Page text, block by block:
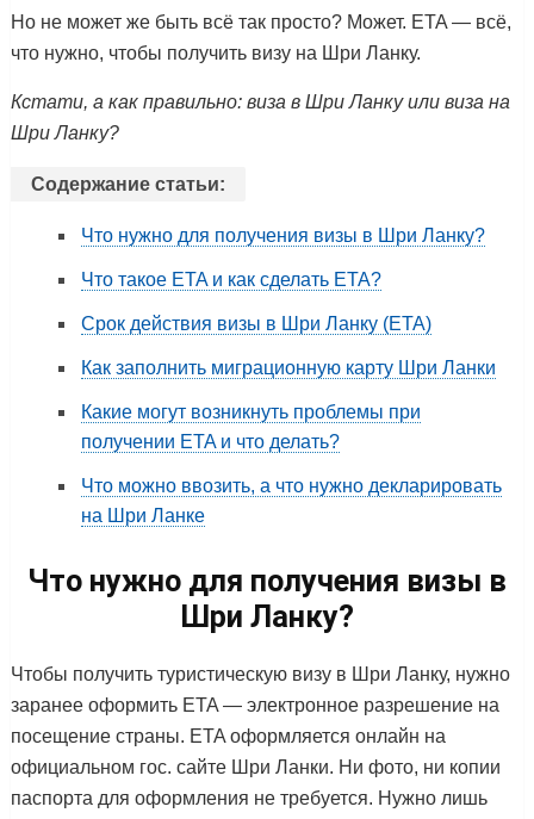
Но не может же быть всё так просто? Может. ETA — всё,
что нужно, чтобы получить визу на Шри Ланку.
Кстати, а как правильно: виза в Шри Ланку или виза на
Шри Ланку?
Содержание статьи:
Что нужно для получения визы в Шри Ланку?
Что такое ETA и как сделать ETA?
Срок действия визы в Шри Ланку (ETA)
Как заполнить миграционную карту Шри Ланки
Какие могут возникнуть проблемы при
получении ETA и что делать?
Что можно ввозить, а что нужно декларировать
на Шри Ланке
Что нужно для получения визы в
Шри Ланку?
Чтобы получить туристическую визу в Шри Ланку, нужно
заранее оформить ETA — электронное разрешение на
посещение страны. ETA оформляется онлайн на
официальном гос. сайте Шри Ланки. Ни фото, ни копии
паспорта для оформления не требуется. Нужно лишь